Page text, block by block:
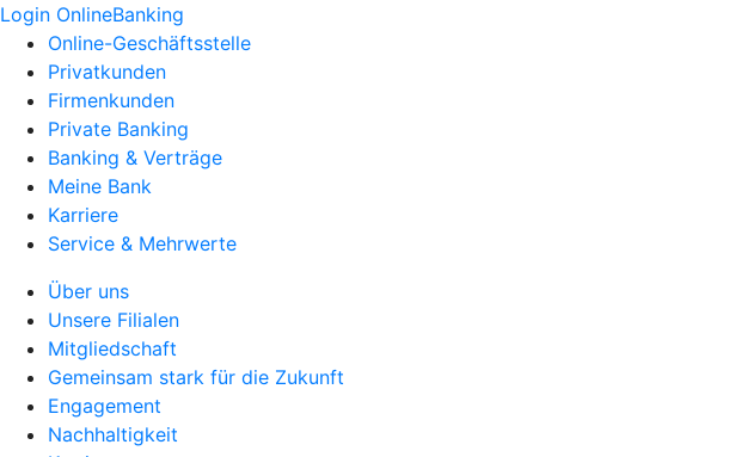
Login OnlineBanking
Online-Geschäftsstelle
Privatkunden
Firmenkunden
Private Banking
Banking & Verträge
Meine Bank
Karriere
Service & Mehrwerte
Über uns
Unsere Filialen
Mitgliedschaft
Gemeinsam stark für die Zukunft
Engagement
Nachhaltigkeit